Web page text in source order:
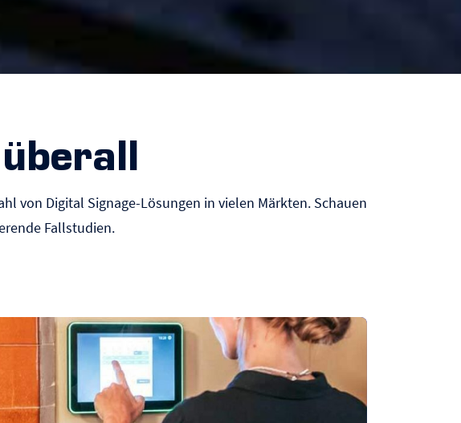
von Digital Signage-Lösungen in vielen Märkten. Schauen
Fallstudien.